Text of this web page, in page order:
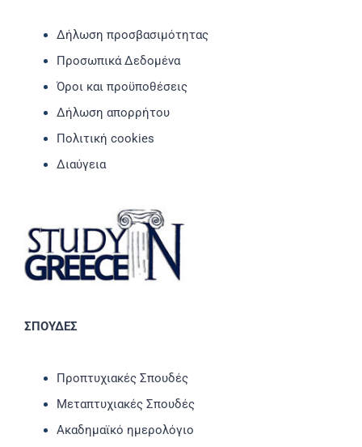
Δήλωση προσβασιμότητας
Προσωπικά Δεδομένα
Όροι και προϋποθέσεις
Δήλωση απορρήτου
Πολιτική cookies
Διαύγεια
ΣΠΟΥΔΕΣ
Προπτυχιακές Σπουδές
Μεταπτυχιακές Σπουδές
Ακαδημαϊκό ημερολόγιο